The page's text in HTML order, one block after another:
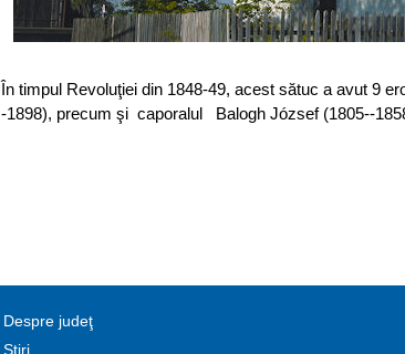
În timpul Revoluţiei din 1848-49, acest sătuc a avut 9
-1898), precum şi caporalul Balogh József (1805--
Despre judeţ
Știri